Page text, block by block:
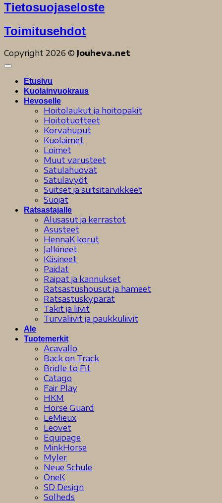
Tietosuojaseloste
Toimitusehdot
Copyright 2026 © Jouheva.net
Etusivu
Kuolainvuokraus
Hevoselle
Hoitolaukut ja hoitopakit
Hoitotuotteet
Korvahuput
Kuolaimet
Loimet
Muut varusteet
Satulahuovat
Satulavyöt
Suitset ja suitsitarvikkeet
Suojat
Ratsastajalle
Alusasut ja kerrastot
Asusteet
HennaK korut
Jalkineet
Käsineet
Paidat
Raipat ja kannukset
Ratsastushousut ja hameet
Ratsastuskypärät
Takit ja liivit
Turvaliivit ja paukkuliivit
Ale
Tuotemerkit
Acavallo
Back on Track
Bridle to Fit
Catago
Fair Play
HKM
Horse Guard
LeMieux
Leovet
Equipage
MinkHorse
Myler
Neue Schule
OneK
SD Design
Solheds